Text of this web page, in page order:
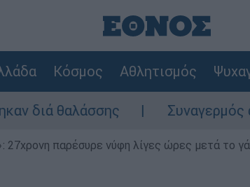
Κόσμος Αθλητισμός
Συναγερμός από τον
παρέσυρε νύφη λίγες ώρες μετά το